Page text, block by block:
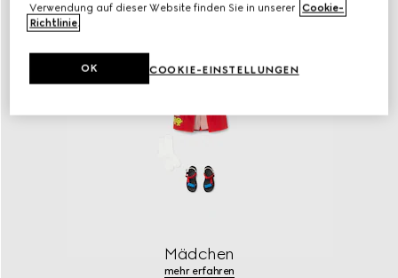
Mädchen
mehr erfahren
Verwendung auf dieser Website finden Sie in unserer Cookie-
Richtlinie.
COOKIE-EINSTELLUNGEN
OK